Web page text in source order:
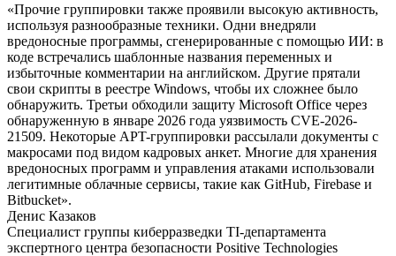
«Прочие группировки также проявили высокую активность,
используя разнообразные техники. Одни внедряли
вредоносные программы, сгенерированные с помощью ИИ: в
коде встречались шаблонные названия переменных и
избыточные комментарии на английском. Другие прятали
свои скрипты в реестре Windows, чтобы их сложнее было
обнаружить. Третьи обходили защиту Microsoft Office через
обнаруженную в январе 2026 года уязвимость CVE-2026-
21509. Некоторые APT-группировки рассылали документы с
макросами под видом кадровых анкет. Многие для хранения
вредоносных программ и управления атаками использовали
легитимные облачные сервисы, такие как GitHub, Firebase и
Bitbucket».
Денис Казаков
Специалист группы киберразведки TI-департамента
экспертного центра безопасности Positive Technologies